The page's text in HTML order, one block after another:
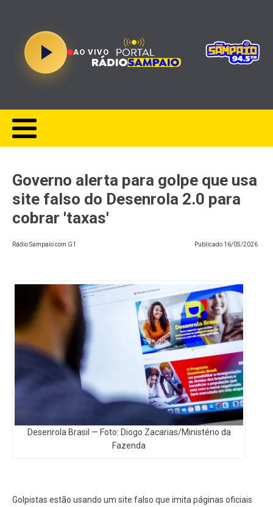
AO VIVO
Governo alerta para golpe que usa
site falso do Desenrola 2.0 para
cobrar 'taxas'
Rádio Sampaio com G1 Publicado 16/05/2026
Desenrola Brasil — Foto: Diogo Zacarias/Ministério da
Fazenda
Golpistas estão usando um site falso que imita páginas oficiais